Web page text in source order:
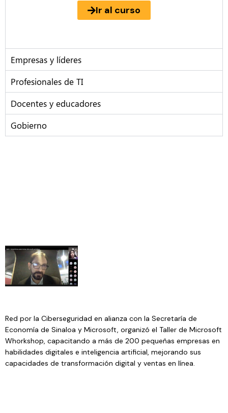
Ir al curso
Empresas y líderes
Profesionales de TI
Docentes y educadores
Gobierno
Red por la Ciberseguridad en alianza con la Secretaría de
Economía de Sinaloa y Microsoft, organizó el Taller de Microsoft
Whorkshop, capacitando a más de 200 pequeñas empresas en
habilidades digitales e inteligencia artificial, mejorando sus
capacidades de transformación digital y ventas en línea.